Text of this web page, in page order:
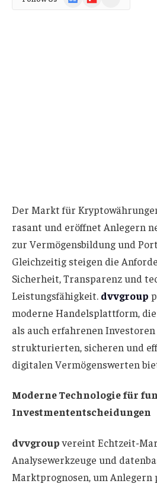
News
Der Markt für
rasant und eröffnet Anlegern
zur Vermögensbildung und
Gleichzeitig steigen die
Sicherheit, Transparenz und
Leistungsfähigkeit. dvvgroup
moderne Handelsplattform,
als auch erfahrenen
strukturierten, sicheren und
digitalen Vermögenswerten
Moderne Technologie für
Investmententscheidungen
dvvgroupvereint Echtzeit-
Analysewerkzeuge und
Marktprognosen, um Anlegern